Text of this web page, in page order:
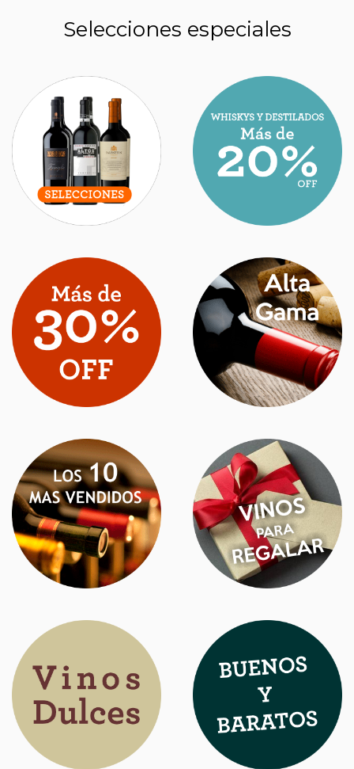
2026
Selecciones especiales